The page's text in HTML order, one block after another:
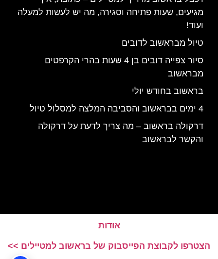
מגיעים, שעות פתיחה וסגירה, מה יש לעשות למעלה
ועוד!
טיול מבראשוב לדובים
סיור צפייה דובים בן 4 שעות בהרי הקרפטים
מבראשוב
בראשוב בחודש יולי
4 ימים בבראשוב והסביבה המלצה למסלול טיול
דרקולה בראשוב – מה צריך לדעת על דרקולה
והקשר לבראשוב
אודות
הצטרפו לקבוצת הפייסבוק של בראשוב למטיילים >>